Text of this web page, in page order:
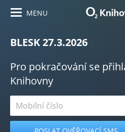
MENU
BLESK 27.3.2026
Pro pokračování se
Knihovny